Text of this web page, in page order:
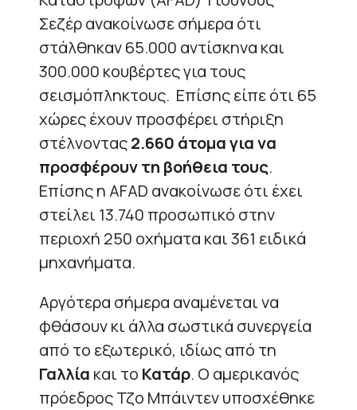
Σεζέρ ανακοίνωσε σήμερα ότι
στάλθηκαν 65.000 αντίσκηνα και
300.000 κουβέρτες για τους
σεισμόπληκτους. Επίσης είπε ότι 65
χώρες έχουν προσφέρει στήριξη
στέλνοντας2.660 άτομα για να
προσφέρουν τη βοήθεια τους.
Επίσης η ΑFAD ανακοίνωσε ότι έχει
στείλει 13.740 προσωπικό στην
περιοχή 250 οχήματα και 361 ειδικά
μηχανήματα.
Αργότερα σήμερα αναμένεται να
φθάσουν κι άλλα σωστικά συνεργεία
από το εξωτερικό, ιδίως από τη
Γαλλία και το Κατάρ. Ο αμερικανός
πρόεδρος Τζο Μπάιντεν υποσχέθηκε